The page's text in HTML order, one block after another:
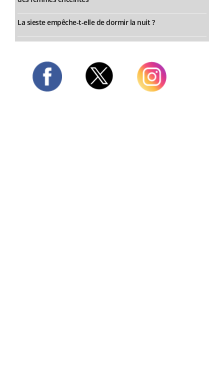
La sieste empêche-t-elle de dormir la nuit ?